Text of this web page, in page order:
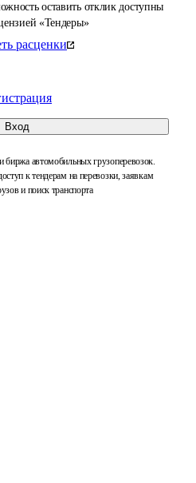
оставить отклик доступны
«Тендеры»
расценки
Вход
автомобильных грузоперевозок.
к тендерам на перевозки, заявкам
и поиск транспорта